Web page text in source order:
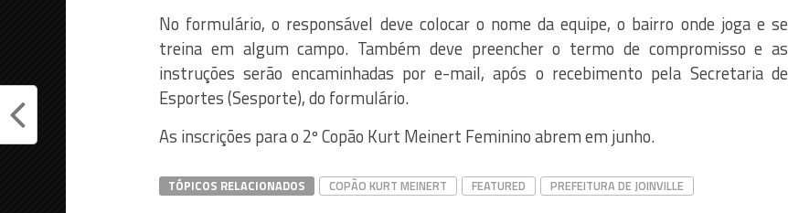
No formulário, o responsável deve colocar o nome da equipe, o bairro onde joga e se
treina em algum campo. Também deve preencher o termo de compromisso e as
instruções serão encaminhadas por e-mail, após o recebimento pela Secretaria de
Esportes (Sesporte), do formulário.
As inscrições para o 2º Copão Kurt Meinert Feminino abrem em junho.
TÓPICOS RELACIONADOS COPÃO KURT MEINERT FEATURED PREFEITURA DE JOINVILLE